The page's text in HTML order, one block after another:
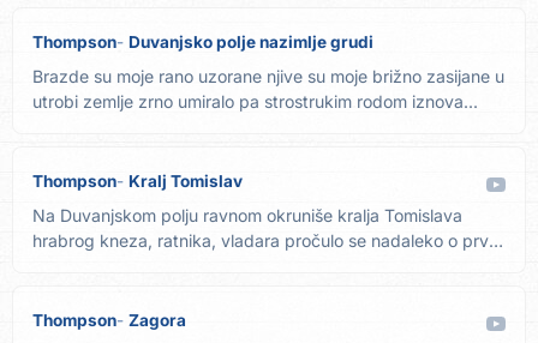
Thompson Duvanjsko polje nazimlje grudi
Brazde su moje rano uzorane njive su moje brižno zasijane u
utrobi zemlje zrno umiralo pa strostrukim rodom iznova...
Thompson Kralj Tomislav
Na Duvanjskom polju ravnom okruniše kralja Tomislava
hrabrog kneza, ratnika, vladara pročulo se nadaleko o prvoj
Thompson Zagora